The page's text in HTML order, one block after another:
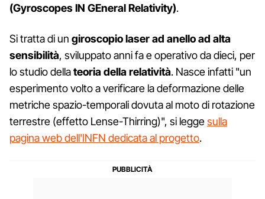
(Gyroscopes IN GEneral Relativity).
Si tratta di un giroscopio laser ad anello ad alta
sensibilità, sviluppato anni fa e operativo da dieci, per
lo studio dellateoria della relatività. Nasce infatti "un
esperimento volto a verificare la deformazione delle
metriche spazio-temporali dovuta al moto di rotazione
terrestre (effetto Lense-Thirring)", si leggesulla
pagina web dell'INFN dedicata al progetto.